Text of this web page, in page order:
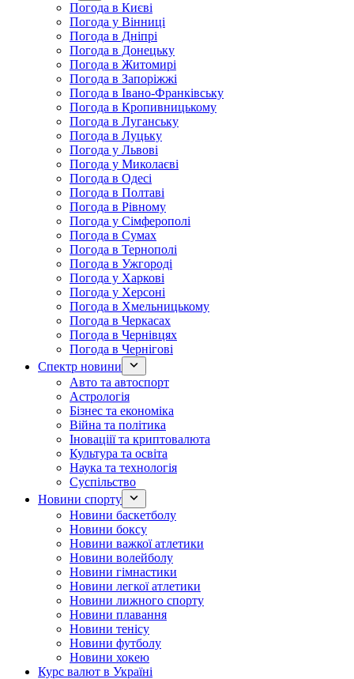
Погода в Києві
Погода у Вінниці
Погода в Дніпрі
Погода в Донецьку
Погода в Житомирі
Погода в Запоріжжі
Погода в Івано-Франківську
Погода в Кропивницькому
Погода в Луганську
Погода в Луцьку
Погода у Львові
Погода у Миколаєві
Погода в Одесі
Погода в Полтаві
Погода в Рівному
Погода у Сімферополі
Погода в Сумах
Погода в Тернополі
Погода в Ужгороді
Погода у Харкові
Погода у Херсоні
Погода в Хмельницькому
Погода в Черкасах
Погода в Чернівцях
Погода в Чернігові
Спектр новини
Авто та автоспорт
Астрологія
Бізнес та економіка
Війна та політика
Іноваціії та криптовалюта
Культура та освіта
Наука та технологія
Суспільство
Новини спорту
Новини баскетболу
Новини боксу
Новини важкої атлетики
Новини волейболу
Новини гімнастики
Новини легкої атлетики
Новини лижного спорту
Новини плавання
Новини тенісу
Новини футболу
Новини хокею
Курс валют в Україні